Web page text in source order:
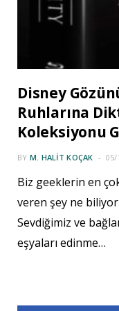
Disney
Ruhlarına
Koleksiyonu
BY M. HALIT KOÇAK 05/
Biz geeklerin en
veren şey ne
Sevdiğimiz ve
eşyaları edinme…